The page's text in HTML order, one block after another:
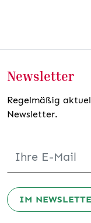
Newsletter
Regelmäßig
Newsletter.
IM